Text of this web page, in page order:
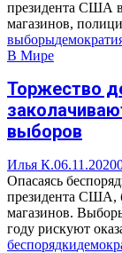
президента США в
магазинов,
выборы
В Мире
Торжество
выборов
Илья К.06.11.2020
Опасаясь
президента США,
магазинов.
году рискуют
беспорядки